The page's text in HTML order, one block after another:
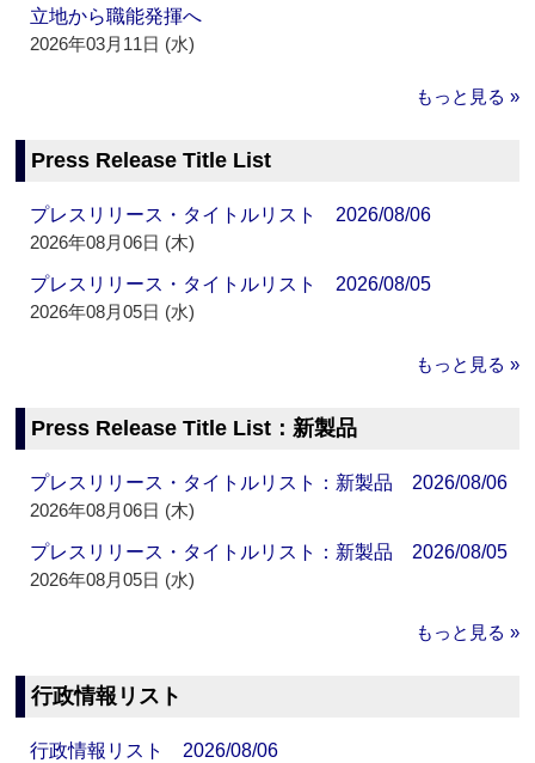
立地から職能発揮へ
2026年03月11日 (水)
もっと見る »
Press Release Title List
プレスリリース・タイトルリスト 2026/08/06
2026年08月06日 (木)
プレスリリース・タイトルリスト 2026/08/05
2026年08月05日 (水)
もっと見る »
Press Release Title List：新製品
プレスリリース・タイトルリスト：新製品 2026/08/06
2026年08月06日 (木)
プレスリリース・タイトルリスト：新製品 2026/08/05
2026年08月05日 (水)
もっと見る »
行政情報リスト
行政情報リスト 2026/08/06